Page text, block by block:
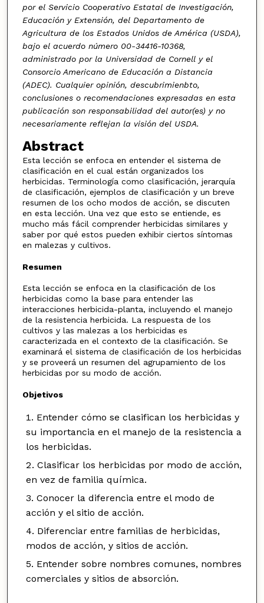
por el Servicio Cooperativo Estatal de Investigación,
Educación y Extensión, del Departamento de
Agricultura de los Estados Unidos de América (USDA),
bajo el acuerdo número 00-34416-10368,
administrado por la Universidad de Cornell y el
Consorcio Americano de Educación a Distancia
(ADEC). Cualquier opinión, descubrimienbto,
conclusiones o recomendaciones expresadas en esta
publicación son responsabilidad del autor(es) y no
necesariamente reflejan la visión del USDA.
Abstract
Esta lección se enfoca en entender el sistema de
clasificación en el cual están organizados los
herbicidas. Terminología como clasificación, jerarquía
de clasificación, ejemplos de clasificación y un breve
resumen de los ocho modos de acción, se discuten
en esta lección. Una vez que esto se entiende, es
mucho más fácil comprender herbicidas similares y
saber por qué estos pueden exhibir ciertos síntomas
en malezas y cultivos.
Resumen
Esta lección se enfoca en la clasificación de los
herbicidas como la base para entender las
interacciones herbicida-planta, incluyendo el manejo
de la resistencia herbicida. La respuesta de los
cultivos y las malezas a los herbicidas es
caracterizada en el contexto de la clasificación. Se
examinará el sistema de clasificación de los herbicidas
y se proveerá un resumen del agrupamiento de los
herbicidas por su modo de acción.
Objetivos
Entender cómo se clasifican los herbicidas y
su importancia en el manejo de la resistencia a
los herbicidas.
Clasificar los herbicidas por modo de acción,
en vez de familia química.
Conocer la diferencia entre el modo de
acción y el sitio de acción.
Diferenciar entre familias de herbicidas,
modos de acción, y sitios de acción.
Entender sobre nombres comunes, nombres
comerciales y sitios de absorción.